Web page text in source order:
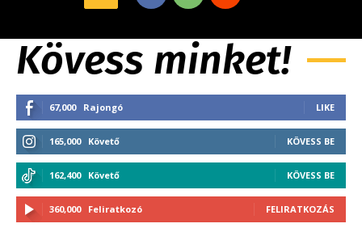
Kövess minket!
67,000 Rajongó LIKE
165,000 Követő KÖVESS BE
162,400 Követő KÖVESS BE
360,000 Feliratkozó FELIRATKOZÁS